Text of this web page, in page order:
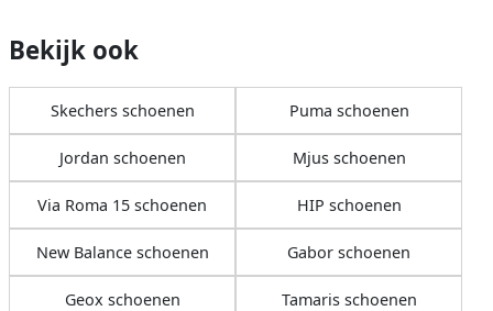
Bekijk ook
Skechers schoenen Puma schoenen
Jordan schoenen Mjus schoenen
Via Roma 15 schoenen HIP schoenen
New Balance schoenen Gabor schoenen
Geox schoenen Tamaris schoenen